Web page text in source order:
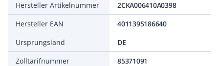
Hersteller Artikelnummer
2CKA006410A0398
Hersteller EAN
4011395186640
Ursprungsland
DE
Zolltarifnummer
85371091